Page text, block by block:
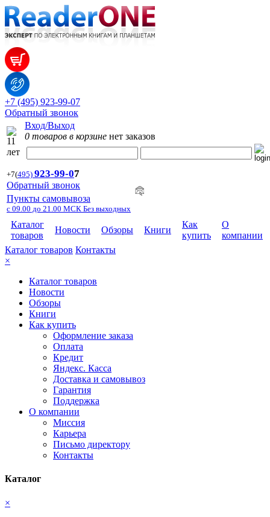
+7 (495) 923-99-07
Обратный звонок
Вход/Выход
0 товаров в корзине нет заказов
+7(495) 923-99-07
Обратный звонок
Пункты самовывоза
с 09.00 до 21.00 МСК Без выходных
Каталог
товаров
Новости Обзоры Книги
Как
купить
О
компании
Каталог товаров Контакты
×
Каталог товаров
Новости
Обзоры
Книги
Как купить
Оформление заказа
Оплата
Кредит
Яндекс. Касса
Доставка и самовывоз
Гарантия
Поддержка
О компании
Миссия
Карьера
Письмо директору
Контакты
Каталог
×